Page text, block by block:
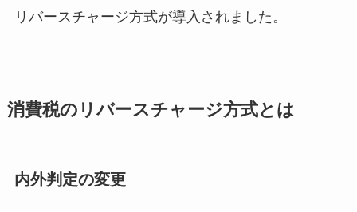
リバースチャージ方式が導入されました。
消費税のリバースチャージ方式とは
内外判定の変更